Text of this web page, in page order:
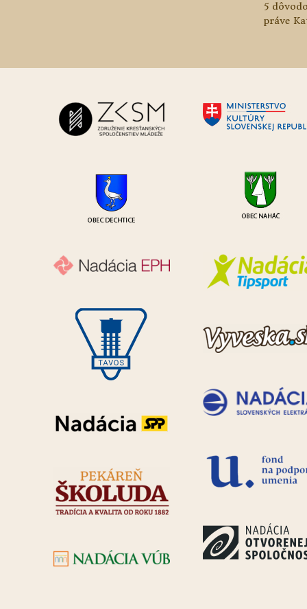
5
práve